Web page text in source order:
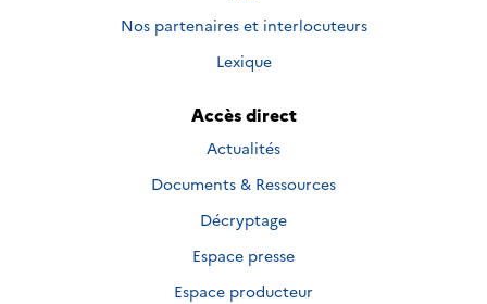
Nos partenaires et interlocuteurs
Lexique
Accès direct
Actualités
Documents & Ressources
Décryptage
Espace presse
Espace producteur